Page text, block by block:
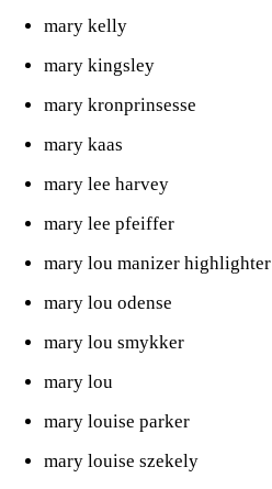
mary kelly
mary kingsley
mary kronprinsesse
mary kaas
mary lee harvey
mary lee pfeiffer
mary lou manizer highlighter
mary lou odense
mary lou smykker
mary lou
mary louise parker
mary louise szekely